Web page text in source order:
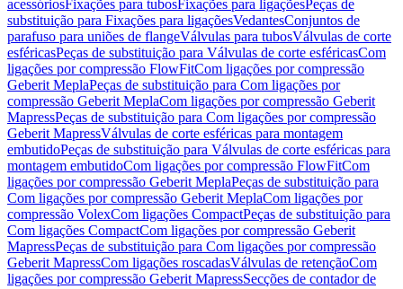
acessóriosFixações para tubosFixações para ligaçõesPeças de
substituição para Fixações para ligaçõesVedantesConjuntos de
parafuso para uniões de flangeVálvulas para tubosVálvulas de corte
esféricasPeças de substituição para Válvulas de corte esféricasCom
ligações por compressão FlowFitCom ligações por compressão
Geberit MeplaPeças de substituição para Com ligações por
compressão Geberit MeplaCom ligações por compressão Geberit
MapressPeças de substituição para Com ligações por compressão
Geberit MapressVálvulas de corte esféricas para montagem
embutidoPeças de substituição para Válvulas de corte esféricas para
montagem embutidoCom ligações por compressão FlowFitCom
ligações por compressão Geberit MeplaPeças de substituição para
Com ligações por compressão Geberit MeplaCom ligações por
compressão VolexCom ligações CompactPeças de substituição para
Com ligações CompactCom ligações por compressão Geberit
MapressPeças de substituição para Com ligações por compressão
Geberit MapressCom ligações roscadasVálvulas de retençãoCom
ligações por compressão Geberit MapressSecções de contador de